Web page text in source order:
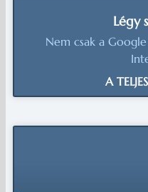
Légy
Nem csak a
A